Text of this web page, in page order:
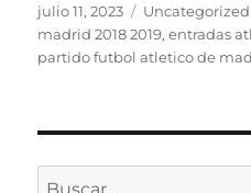
Publicado
el
julio 11, 2023 Categorías
Uncategorized
madrid 2018 2019,entradas
partido futbol atletico de
Buscar